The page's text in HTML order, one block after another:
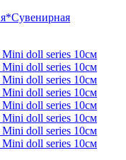
*Сувенирная